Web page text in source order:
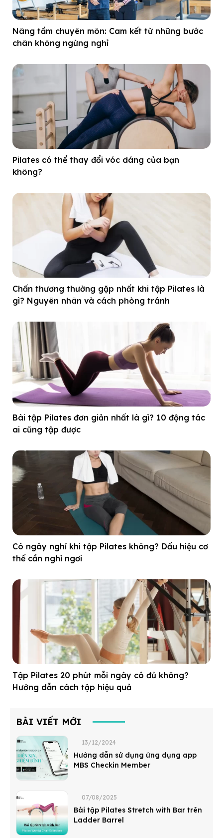
Nâng tầm chuyên môn: Cam kết từ những bước
chân không ngừng nghỉ
Pilates có thể thay đổi vóc dáng của bạn
không?
Chấn thương thường gặp nhất khi tập Pilates là
gì? Nguyên nhân và cách phòng tránh
Bài tập Pilates đơn giản nhất là gì? 10 động tác
ai cũng tập được
Có ngày nghỉ khi tập Pilates không? Dấu hiệu cơ
thể cần nghỉ ngơi
Tập Pilates 20 phút mỗi ngày có đủ không?
Hướng dẫn cách tập hiệu quả
BÀI VIẾT MỚI
13/12/2024
Hướng dẫn sử dụng ứng dụng app
MBS Checkin Member
07/08/2025
Bài tập Pilates Stretch with Bar trên
Ladder Barrel